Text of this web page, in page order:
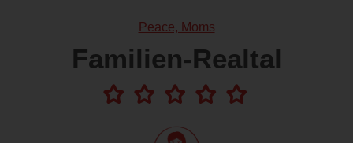
Peace, Moms
Familien-Realtal